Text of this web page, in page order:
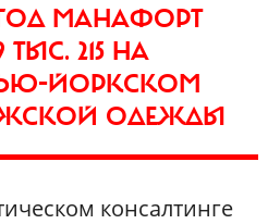
ГОД МАНАФОРТ
215 НА
ЙОРКСКОМ
ОДЕЖДЫ
консалтинге